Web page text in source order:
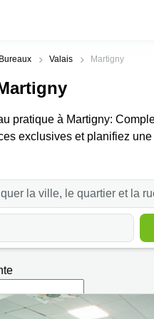
Bureaux Valais Martigny
pratique à Martigny:
exclusives et planifiez